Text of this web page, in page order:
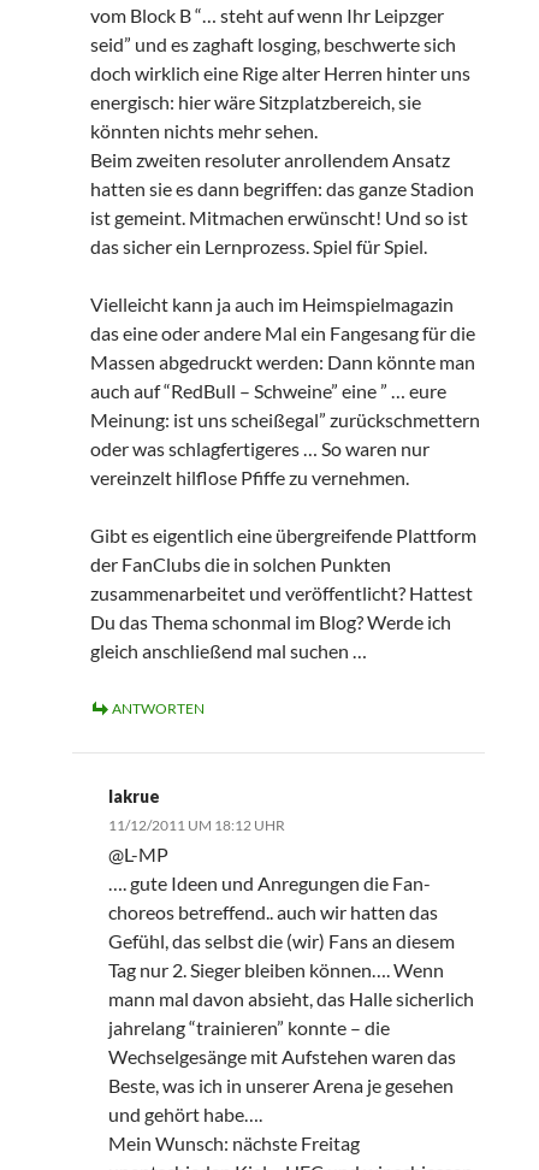
vom Block B “… steht auf wenn Ihr Leipzger
seid” und es zaghaft losging, beschwerte sich
doch wirklich eine Rige alter Herren hinter uns
energisch: hier wäre Sitzplatzbereich, sie
könnten nichts mehr sehen.
Beim zweiten resoluter anrollendem Ansatz
hatten sie es dann begriffen: das ganze Stadion
ist gemeint. Mitmachen erwünscht! Und so ist
das sicher ein Lernprozess. Spiel für Spiel.
Vielleicht kann ja auch im Heimspielmagazin
das eine oder andere Mal ein Fangesang für die
Massen abgedruckt werden: Dann könnte man
auch auf “RedBull – Schweine” eine ” … eure
Meinung: ist uns scheißegal” zurückschmettern
oder was schlagfertigeres … So waren nur
vereinzelt hilflose Pfiffe zu vernehmen.
Gibt es eigentlich eine übergreifende Plattform
der FanClubs die in solchen Punkten
zusammenarbeitet und veröffentlicht? Hattest
Du das Thema schonmal im Blog? Werde ich
gleich anschließend mal suchen …
ANTWORTEN
lakrue
11/12/2011 UM 18:12 UHR
@L-MP
…. gute Ideen und Anregungen die Fan-
choreos betreffend.. auch wir hatten das
Gefühl, das selbst die (wir) Fans an diesem
Tag nur 2. Sieger bleiben können…. Wenn
mann mal davon absieht, das Halle sicherlich
jahrelang “trainieren” konnte – die
Wechselgesänge mit Aufstehen waren das
Beste, was ich in unserer Arena je gesehen
und gehört habe….
Mein Wunsch: nächste Freitag